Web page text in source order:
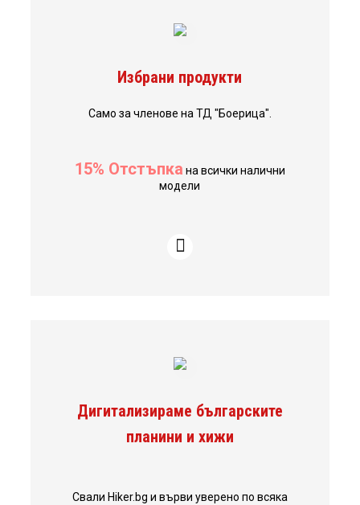
Избрани продукти
Само за членове на ТД "Боерица".
15% Отстъпка на всички налични
модели
Дигитализираме българските
планини и хижи
Свали Hiker.bg и върви уверено по всяка